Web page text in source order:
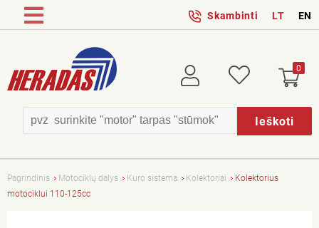
Skambinti LT EN
Ieškoti
Prisijungti Patikusios 0
Pagrindinis Motociklų dalys Kuro sistema Kolektoriai
Kolektorius
motociklui 110-125cc